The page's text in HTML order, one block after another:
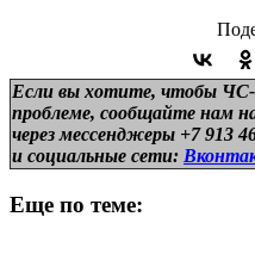
Если вы хотите, чтобы
проблеме, сообщайте нам
через мессенджеры +7 913
и социальные сети:
Еще по теме: